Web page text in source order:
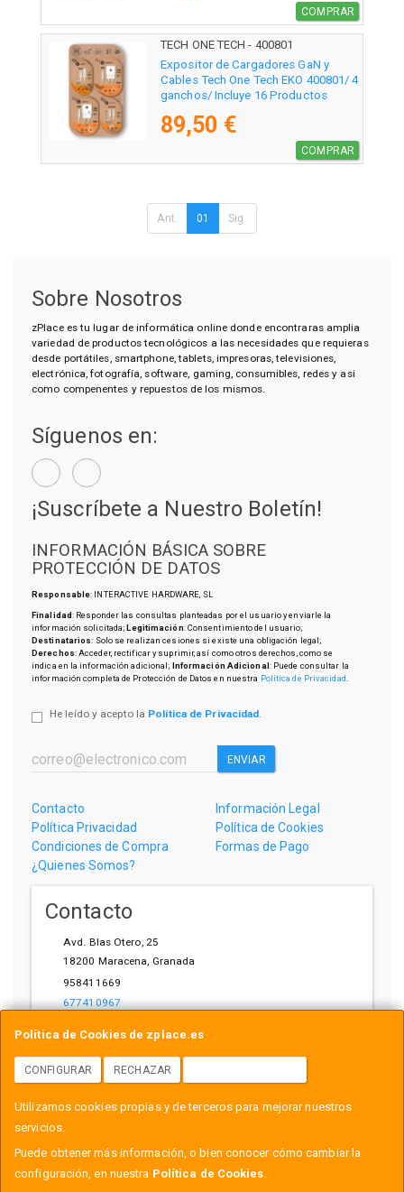
COMPRAR
TECH ONE TECH - 400801
Expositor de Cargadores GaN y
Cables Tech One Tech EKO 400801/ 4
ganchos/ Incluye 16 Productos
89,50 €
COMPRAR
Ant. 01 Sig.
Política de Cookies de zplace.es
CONFIGURAR RECHAZAR
Utilizamos cookies propias y de terceros para mejorar nuestros
servicios.
Puede obtener más información, o bien conocer cómo cambiar la
configuración, en nuestra Política de Cookies.
Sobre Nosotros
zPlace es tu lugar de informática online donde encontraras amplia
variedad de productos tecnológicos a las necesidades que requieras
desde portátiles, smartphone, tablets, impresoras, televisiones,
electrónica, fotografía, software, gaming, consumibles, redes y asi
como compenentes y repuestos de los mismos.
Síguenos en:
¡Suscríbete a Nuestro Boletín!
INFORMACIÓN BÁSICA SOBRE
PROTECCIÓN DE DATOS
Responsable: INTERACTIVE HARDWARE, SL
Finalidad: Responder las consultas planteadas por el usuario y enviarle la
información solicitada;Legitimación: Consentimiento del usuario;
Destinatarios: Solo se realizan cesiones si existe una obligación legal;
Derechos: Acceder, rectificar y suprimir, así como otros derechos, como se
indica en la información adicional; Información Adicional: Puede consultar la
información completa de Protección de Datos en nuestra Política de Privacidad
He leído y acepto la Política de Privacidad.
ENVIAR
Contacto
Información Legal
Política Privacidad
Política de Cookies
Condiciones de Compra
Formas de Pago
¿Quienes Somos?
Contacto
Avd. Blas Otero, 25
18200 Maracena, Granada
958411669
677410967
Horario
L-V: 10:00-14:00, 17:00-21:00
, , , , España. - C.I.F.: B18558999 - Tfno: